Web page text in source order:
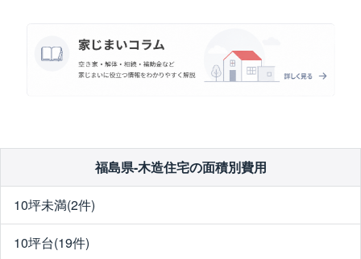
福島県-木造住宅の面積別費用
10坪未満(2件)
10坪台(19件)